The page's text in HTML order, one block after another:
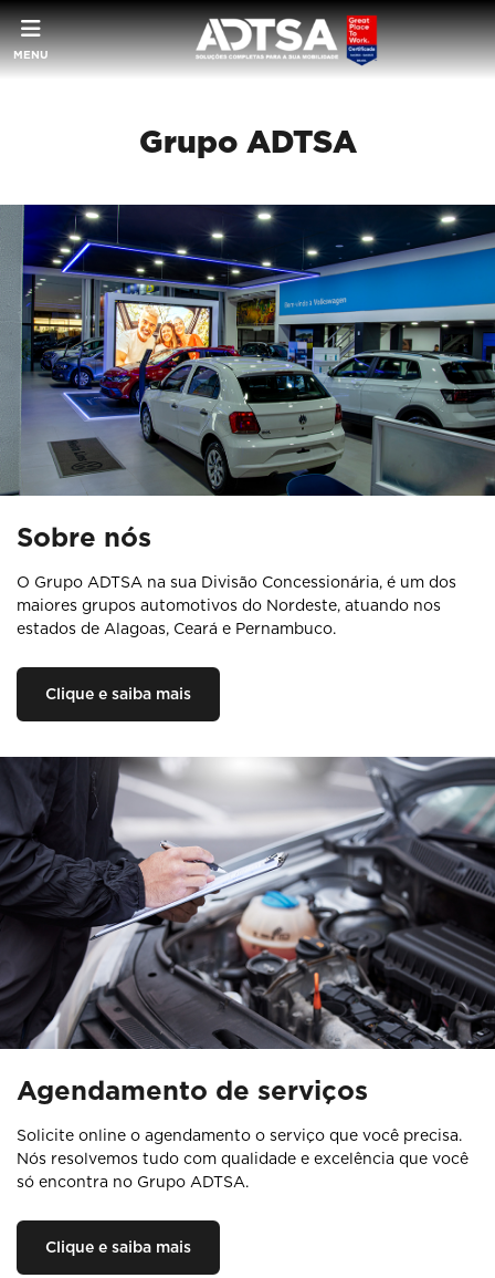
MENU
Grupo ADTSA
Sobre nós
O Grupo ADTSA na sua Divisão Concessionária, é um dos
maiores grupos automotivos do Nordeste, atuando nos
estados de Alagoas, Ceará e Pernambuco.
Clique e saiba mais
Agendamento de serviços
Solicite online o agendamento o serviço que você precisa.
Nós resolvemos tudo com qualidade e excelência que você
só encontra no Grupo ADTSA.
Clique e saiba mais